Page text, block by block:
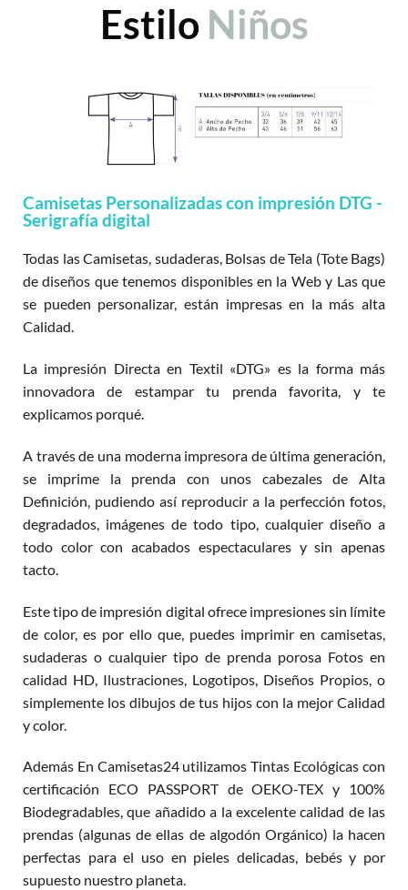
Estilo Niños
Camisetas Personalizadas con impresión DTG -
Serigrafía digital
Todas las Camisetas, sudaderas, Bolsas de Tela (Tote Bags)
de diseños que tenemos disponibles en la Web y Las que
se pueden personalizar, están impresas en la más alta
Calidad.
La impresión Directa en Textil «DTG» es la forma más
innovadora de estampar tu prenda favorita, y te
explicamos porqué.
A través de una moderna impresora de última generación,
se imprime la prenda con unos cabezales de Alta
Definición, pudiendo así reproducir a la perfección fotos,
degradados, imágenes de todo tipo, cualquier diseño a
todo color con acabados espectaculares y sin apenas
tacto.
Este tipo de impresión digital ofrece impresiones sin límite
de color, es por ello que, puedes imprimir en camisetas,
sudaderas o cualquier tipo de prenda porosa Fotos en
calidad HD, Ilustraciones, Logotipos, Diseños Propios, o
simplemente los dibujos de tus hijos con la mejor Calidad
y color.
Además En Camisetas24 utilizamos Tintas Ecológicas con
certificación ECO PASSPORT de OEKO-TEX y 100%
Biodegradables, que añadido a la excelente calidad de las
prendas (algunas de ellas de algodón Orgánico) la hacen
perfectas para el uso en pieles delicadas, bebés y por
supuesto nuestro planeta.